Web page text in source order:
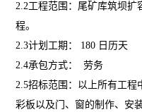
2.2工程范围：尾矿库筑坝
程。
2.3计划工期： 180 日历天
2.4承包方式： 劳务
2.5招标范围：以上所有工
彩板以及门、窗的制作、安